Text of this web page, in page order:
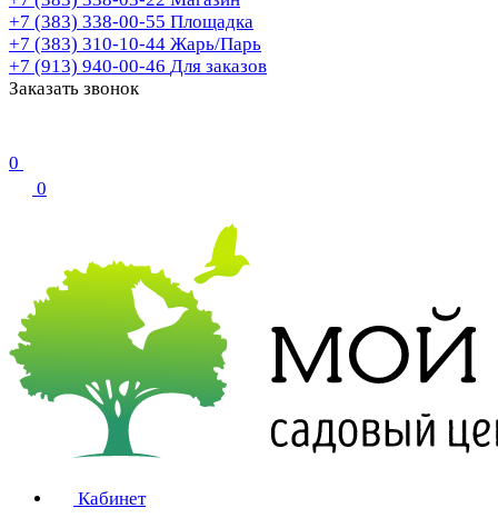
+7 (383) 338-00-55 Площадка
+7 (383) 310-10-44 Жарь/Парь
+7 (913) 940-00-46 Для заказов
Заказать звонок
0
0
Кабинет